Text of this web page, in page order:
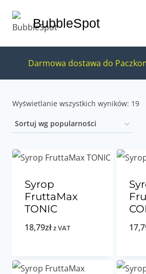
BubbleSpot
Darmowa dostawa do
Wyświetlanie wszystkich wyników: 19
Syrop
FruttaMax
TONIC
18,79zł z VAT